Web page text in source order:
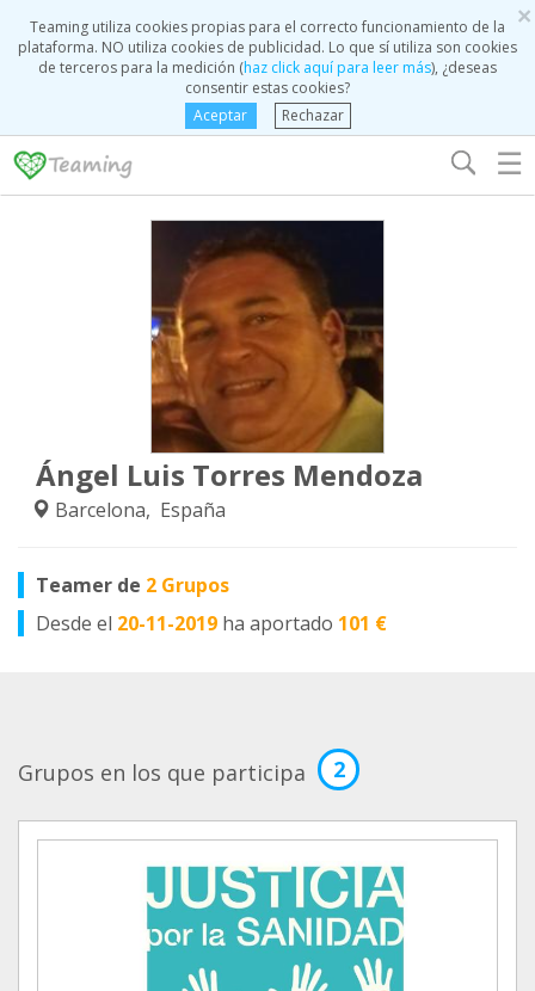
×
Teaming utiliza cookies propias para el correcto funcionamiento de la
plataforma. NO utiliza cookies de publicidad. Lo que sí utiliza son cookies
de terceros para la medición (haz click aquí para leer más), ¿deseas
consentir estas cookies?
Aceptar
Rechazar
☰
Ángel Luis Torres Mendoza
Barcelona, España
Teamer de 2 Grupos
Desde el 20-11-2019 ha aportado 101 €
Grupos en los que participa 2